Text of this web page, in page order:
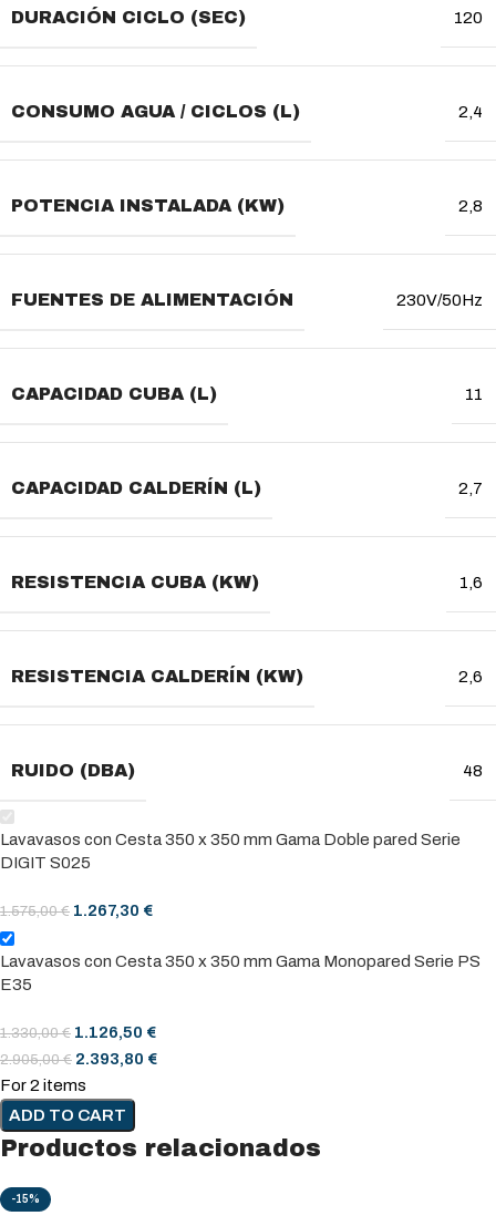
DURACIÓN CICLO (SEC) 120
CONSUMO AGUA / CICLOS (L) 2,4
POTENCIA INSTALADA (KW) 2,8
FUENTES DE ALIMENTACIÓN 230V/50Hz
CAPACIDAD CUBA (L) 11
CAPACIDAD CALDERÍN (L) 2,7
RESISTENCIA CUBA (KW) 1,6
RESISTENCIA CALDERÍN (KW) 2,6
RUIDO (DBA) 48
Lavavasos con Cesta 350 x 350 mm Gama Doble pared Serie
DIGIT S025
1.575,00€ 1.267,30 €
Lavavasos con Cesta 350 x 350 mm Gama Monopared Serie PS
E35
1.330,00€ 1.126,50 €
2.905,00€ 2.393,80 €
For 2 items
ADD TO CART
Productos relacionados
-15%